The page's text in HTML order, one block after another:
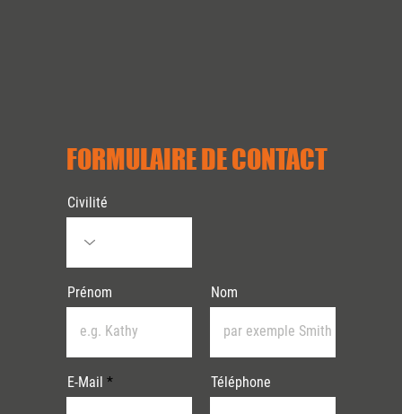
FORMULAIRE DE CONTACT
Prénom Nom
E-Mail Téléphone
Civilité